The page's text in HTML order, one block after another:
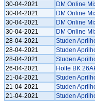
30-04-2021
DM Online
30-04-2021
DM Online
30-04-2021
DM Online
30-04-2021
DM Online
28-04-2021
Studen
28-04-2021
Studen
28-04-2021
Studen
26-04-2021
Holte BK
21-04-2021
Studen
21-04-2021
Studen
21-04-2021
Studen